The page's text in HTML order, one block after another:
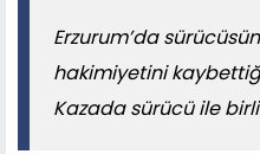
Erzurum’da
hakimiyetini
Kazada sürücü ile